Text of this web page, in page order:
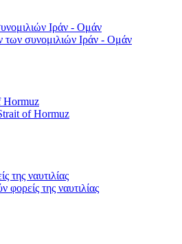
συνομιλιών Ιράν - Ομάν
of Hormuz
της ναυτιλίας